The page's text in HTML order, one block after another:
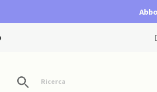
Ricerca